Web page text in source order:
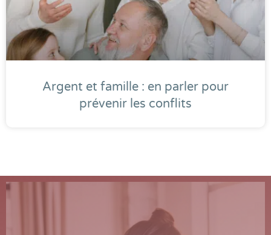
Argent et famille : en parler pour
prévenir les conflits